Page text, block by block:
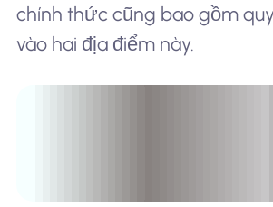
chính thức cũng bao gồm
vào hai địa điểm này.